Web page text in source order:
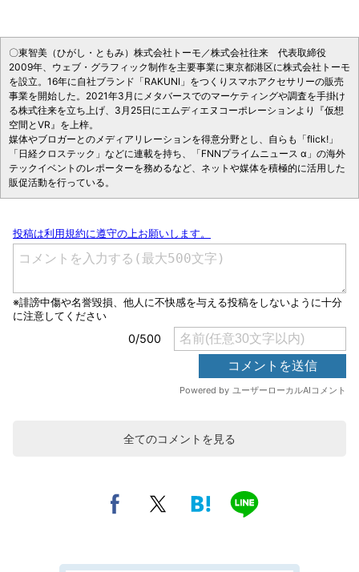
〇東智美（ひがし・ともみ）株式会社トーモ／株式会社往来 代表取締役
2009年、ウェブ・グラフィック制作を主要事業に東京都港区に株式会社トーモ
を設立。16年に自社ブランド「RAKUNI」をつくりスマホアクセサリーの販売
事業を開始した。2021年3月にメタバースでのマーケティングや調査を手掛け
る株式往来を立ち上げ、3月25日にエムディエヌコーポレーションより『仮想
空間とVR』を上梓。
媒体やブロガーとのメディアリレーションを得意分野とし、自らも「flick!」
「日経クロステック」などに連載を持ち、「FNNプライムニュース α」の海外
テックイベントのレポーターを務めるなど、ネットや媒体を積極的に活用した
販促活動を行っている。
全てのコメントを見る